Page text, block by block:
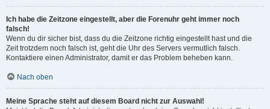
Ich habe die Zeitzone eingestellt, aber die Forenuhr geht immer noch
falsch!
Wenn du dir sicher bist, dass du die Zeitzone richtig eingestellt hast und die
Zeit trotzdem noch falsch ist, geht die Uhr des Servers vermutlich falsch.
Kontaktiere einen Administrator, damit er das Problem beheben kann.
Nach oben
Meine Sprache steht auf diesem Board nicht zur Auswahl!